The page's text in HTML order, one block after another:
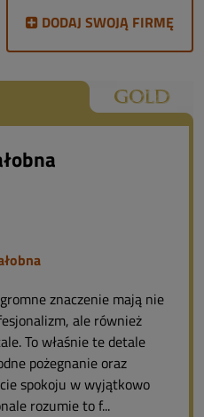
DODAJ SWOJĄ FIRMĘ
znaczenie mają nie
ale również
To właśnie te detale
pożegnanie oraz
spokoju w wyjątkowo
rozumie to f...